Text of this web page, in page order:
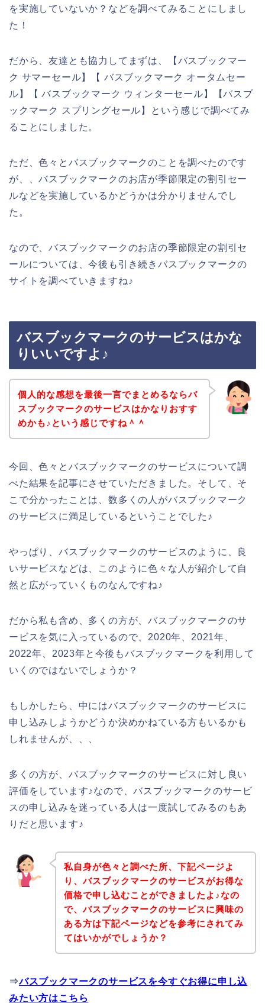
を実施していないか？などを調べてみることにしまし
た！
だから、友達とも協力してまずは、【バスブックマー
ク サマーセール】【 バスブックマーク オータムセー
ル】【 バスブックマーク ウィンターセール】【バスブ
ックマーク スプリングセール】という感じで調べてみ
ることにしました。
ただ、色々とバスブックマークのことを調べたのです
が、、バスブックマークのお店が季節限定の割引セー
ルなどを実施しているかどうかは分かりませんでし
た。
なので、バスブックマークのお店の季節限定の割引セ
ールについては、今後も引き続きバスブックマークの
サイトを調べていきますね♪
バスブックマークのサービスはかな
りいいですよ♪
個人的な感想を最後一言でまとめるならバ
スブックマークのサービスはかなりおすす
めかも♪という感じですね＾＾
今回、色々とバスブックマークのサービスについて調
べた結果を記事にさせていただきました。そして、そ
こで分かったことは、数多くの人がバスブックマーク
のサービスに満足しているということでした♪
やっぱり、バスブックマークのサービスのように、良
いサービスなどは、このように色々な人が紹介して自
然と広がっていくものなんですね♪
だから私も含め、多くの方が、バスブックマークのサ
ービスを気に入っているので、2020年、2021年、
2022年、2023年と今後もバスブックマークを利用して
いくのではないでしょうか？
もしかしたら、中にはバスブックマークのサービスに
申し込みしようかどうか決めかねている方もいるかも
しれませんが、、、
多くの方が、バスブックマークのサービスに対し良い
評価をしています♪なので、バスブックマークのサービ
スの申し込みを迷っている人は一度試してみるのもあ
りだと思います♪
私自身が色々と調べた所、下記ページよ
り、バスブックマークのサービスがお得な
価格で申し込むことができましたよ♪なの
で、バスブックマークのサービスに興味の
ある方は下記ページなどを参考にされてみ
てはいかがでしょうか？
⇒バスブックマークのサービスを今すぐお得に申し込
みたい方はこちら